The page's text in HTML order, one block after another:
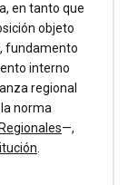
en tanto que
objeto
fundamento
interno
regional
norma
—,
.